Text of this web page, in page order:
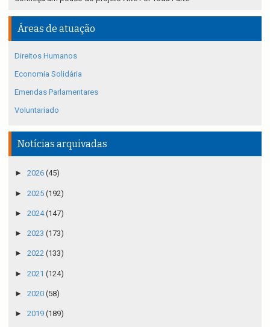
Áreas de atuação
Direitos Humanos
Economia Solidária
Emendas Parlamentares
Voluntariado
Notícias arquivadas
► 2026 (45)
► 2025 (192)
► 2024(147)
► 2023 (173)
► 2022 (133)
► 2021 (124)
► 2020 (58)
► 2019 (189)